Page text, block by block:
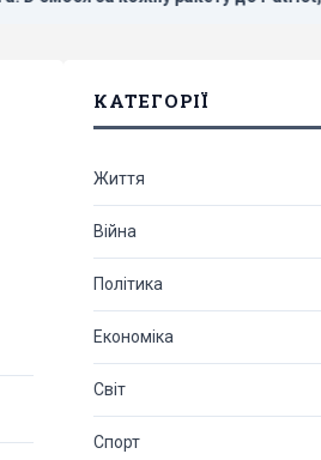
КАТЕГОРІЇ
Життя
Війна
Політика
Економіка
Світ
Спорт